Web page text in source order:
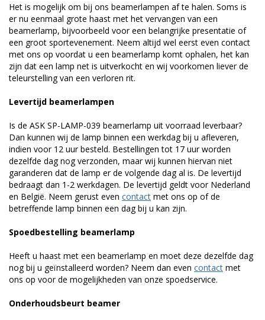
Het is mogelijk om bij ons beamerlampen af te halen. Soms is
er nu eenmaal grote haast met het vervangen van een
beamerlamp, bijvoorbeeld voor een belangrijke presentatie of
een groot sportevenement. Neem altijd wel eerst even contact
met ons op voordat u een beamerlamp komt ophalen, het kan
zijn dat een lamp net is uitverkocht en wij voorkomen liever de
teleurstelling van een verloren rit.
Levertijd beamerlampen
Is de ASK SP-LAMP-039 beamerlamp uit voorraad leverbaar?
Dan kunnen wij de lamp binnen een werkdag bij u afleveren,
indien voor 12 uur besteld. Bestellingen tot 17 uur worden
dezelfde dag nog verzonden, maar wij kunnen hiervan niet
garanderen dat de lamp er de volgende dag al is. De levertijd
bedraagt dan 1-2 werkdagen. De levertijd geldt voor Nederland
en België. Neem gerust even contact met ons op of de
betreffende lamp binnen een dag bij u kan zijn.
Spoedbestelling beamerlamp
Heeft u haast met een beamerlamp en moet deze dezelfde dag
nog bij u geïnstalleerd worden? Neem dan even contact met
ons op voor de mogelijkheden van onze spoedservice.
Onderhoudsbeurt beamer